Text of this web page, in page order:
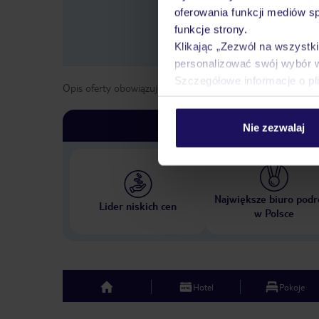
oferowania funkcji mediów
funkcje strony.
Klikając „Zezwól na
personalizować swój wybór
Szczegółowe informacje o
Nie zezwalaj
Opis oferty obowiązuje dla wyjazdów w terminie od 1
Lider niskich cen
Największe biuro
w Polsce
top Hotel Pokoje